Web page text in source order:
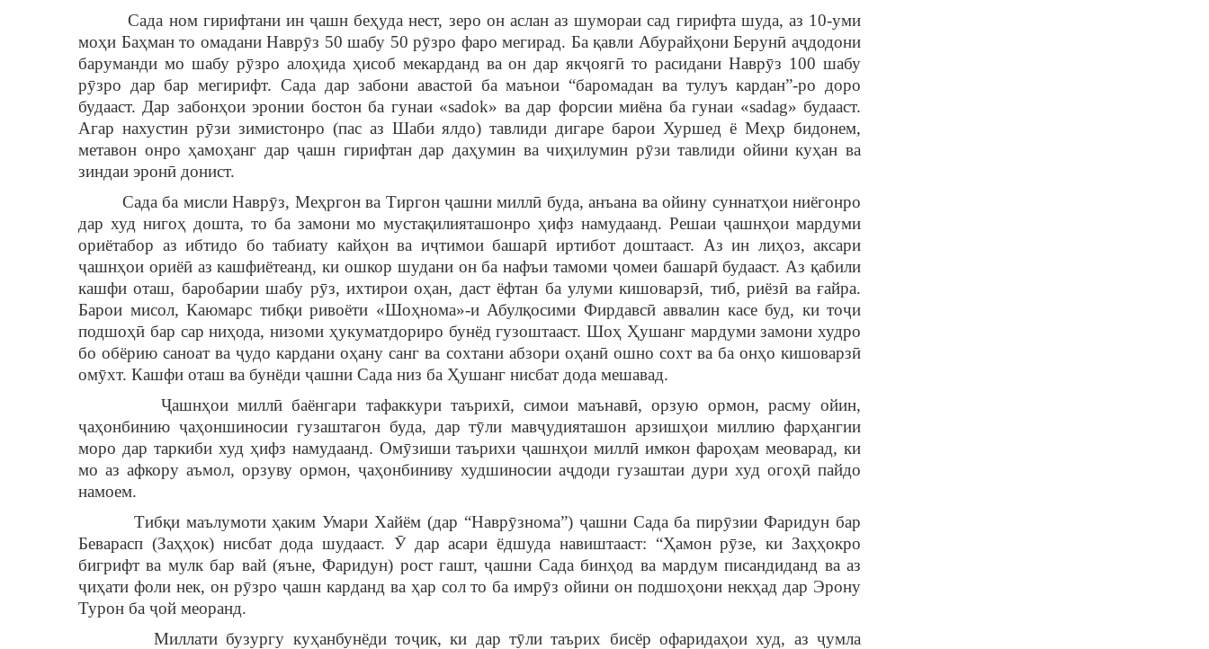
Сада ном гирифтани ин ҷашн беҳуда нест, зеро он аслан аз шумораи сад гирифта шуда, аз 10-уми
моҳи Баҳман то омадани Наврӯз 50 шабу 50 рӯзро фаро мегирад. Ба қавли Абурайҳони Берунӣ аҷдодони
баруманди мо шабу рӯзро алоҳида ҳисоб мекарданд ва он дар якҷоягӣ то расидани Наврӯз 100 шабу
рӯзро дар бар мегирифт. Сада дар забони авастоӣ ба маънои “баромадан ва тулуъ кардан”-ро доро
будааст. Дар забонҳои эронии бостон ба гунаи «sadok» ва дар форсии миёна ба гунаи «sadag» будааст.
Агар нахустин рӯзи зимистонро (пас аз Шаби ялдо) тавлиди дигаре барои Хуршед ё Меҳр бидонем,
метавон онро ҳамоҳанг дар ҷашн гирифтан дар даҳумин ва чиҳилумин рӯзи тавлиди ойини куҳан ва
зиндаи эронӣ донист.
Сада ба мисли Наврӯз, Меҳргон ва Тиргон ҷашни миллӣ буда, анъана ва ойину суннатҳои ниёгонро
дар худ нигоҳ дошта, то ба замони мо мустақилияташонро ҳифз намудаанд. Решаи ҷашнҳои мардуми
ориётабор аз ибтидо бо табиату кайҳон ва иҷтимои башарӣ иртибот доштааст. Аз ин лиҳоз, аксари
ҷашнҳои ориёӣ аз кашфиётеанд, ки ошкор шудани он ба нафъи тамоми ҷомеи башарӣ будааст. Аз қабили
кашфи оташ, баробарии шабу рӯз, ихтирои оҳан, даст ёфтан ба улуми кишоварзӣ, тиб, риёзӣ ва ғайра.
Барои мисол, Каюмарс тибқи ривоёти «Шоҳнома»-и Абулқосими Фирдавсӣ аввалин касе буд, ки тоҷи
подшоҳӣ бар сар ниҳода, низоми ҳукуматдориро бунёд гузоштааст. Шоҳ Ҳушанг мардуми замони худро
бо обёрию саноат ва ҷудо кардани оҳану санг ва сохтани абзори оҳанӣ ошно сохт ва ба онҳо кишоварзӣ
омӯхт. Кашфи оташ ва бунёди ҷашни Сада низ ба Ҳушанг нисбат дода мешавад.
Ҷашнҳои миллӣ баёнгари тафаккури таърихӣ, симои маънавӣ, орзую ормон, расму ойин,
ҷаҳонбинию ҷаҳоншиносии гузаштагон буда, дар тӯли мавҷудияташон арзишҳои миллию фарҳангии
моро дар таркиби худ ҳифз намудаанд. Омӯзиши таърихи ҷашнҳои миллӣ имкон фароҳам меоварад, ки
мо аз афкору аъмол, орзуву ормон, ҷаҳонбиниву худшиносии аҷдоди гузаштаи дури худ огоҳӣ пайдо
намоем.
Тибқи маълумоти ҳаким Умари Хайём (дар “Наврӯзнома”) ҷашни Сада ба пирӯзии Фаридун бар
Беварасп (Заҳҳок) нисбат дода шудааст. Ӯ дар асари ёдшуда навиштааст: “Ҳамон рӯзе, ки Заҳҳокро
бигрифт ва мулк бар вай (яъне, Фаридун) рост гашт, ҷашни Сада бинҳод ва мардум писандиданд ва аз
ҷиҳати фоли нек, он рӯзро ҷашн карданд ва ҳар сол то ба имрӯз ойини он подшоҳони некҳад дар Эрону
Турон ба ҷой меоранд.
Миллати бузургу куҳанбунёди тоҷик, ки дар тӯли таърих бисёр офаридаҳои худ, аз ҷумла